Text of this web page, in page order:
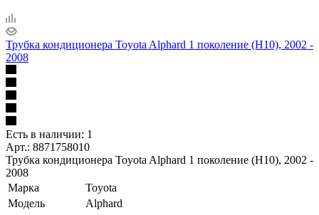
Трубка кондиционера Toyota Alphard 1 поколение (H10), 2002 -
2008
Есть в наличии: 1
Арт.: 8871758010
Трубка кондиционера Toyota Alphard 1 поколение (H10), 2002 -
2008
Марка
Toyota
Модель
Alphard